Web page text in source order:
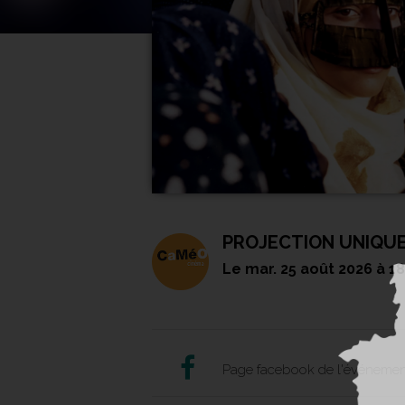
PROJECTION
Le mar. 25 août 2026 à
Page facebook de l'événement